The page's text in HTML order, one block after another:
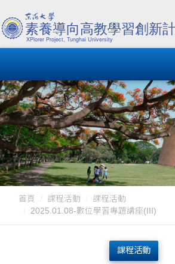
首頁 課程活動
課程活動
2025.01.08-數位學習專題講座(III)
課程活動